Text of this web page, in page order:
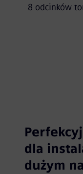
8 odcinków
dla
dużym